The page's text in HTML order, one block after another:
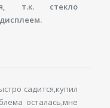
т.к. стекло
садится,купил
осталась,мне